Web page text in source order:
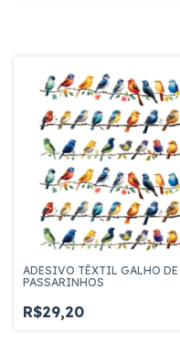
ADESIVO TÊXTIL GALHO DE
PASSARINHOS
R$29,20